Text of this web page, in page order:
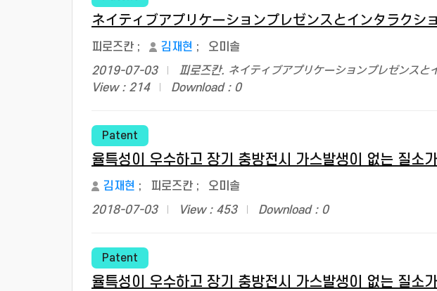
ネイティブアプリケーションプレゼンスとインタラクシ
피로즈칸 ; 김재현 ;
오미솔
2019-07-03
피로즈칸. ネイティブアプリケーションプレゼンスと
View : 214
Download : 0
Patent
율특성이 우수하고 장기 충방전시 가스발생이 없는 질소
김재현 ; 피로즈칸 ;
오미솔
2018-07-03
View : 453 Download : 0
Patent
율특성이 우수하고 장기 충방전시 가스발생이 없는 질소